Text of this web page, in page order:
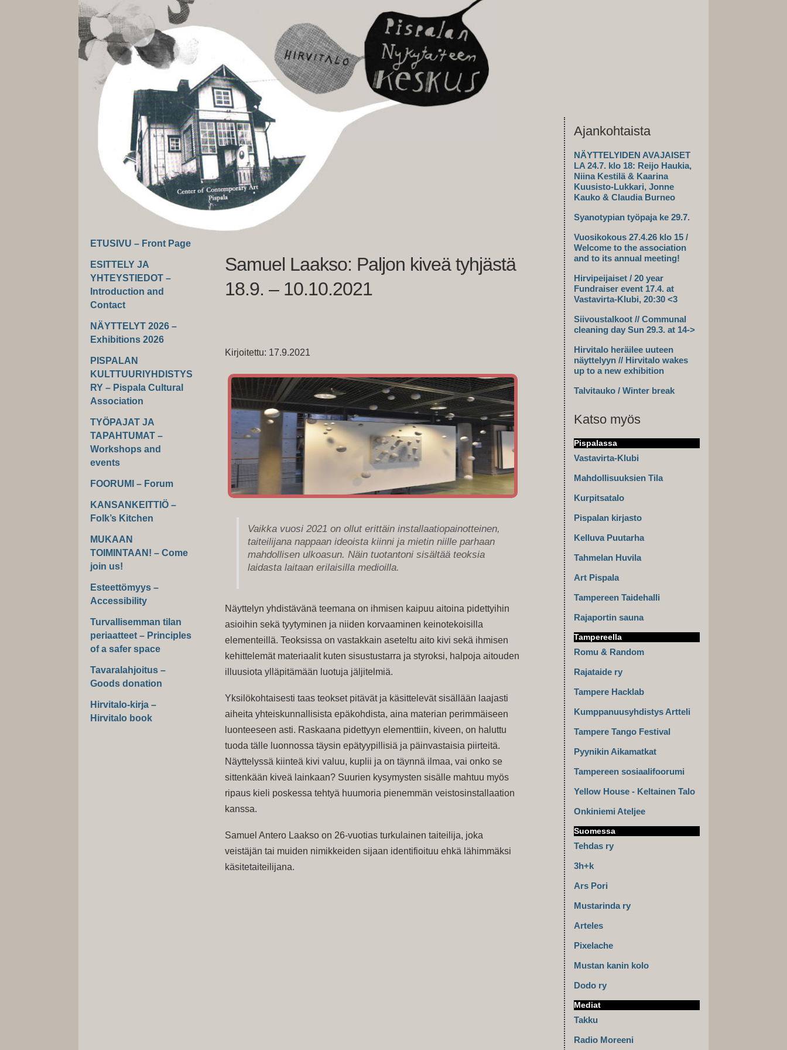
ETUSIVU – Front Page
ESITTELY JA
YHTEYSTIEDOT –
Introduction and
Contact
NÄYTTELYT 2026 –
Exhibitions 2026
PISPALAN
KULTTUURIYHDISTYS
RY – Pispala Cultural
Association
TYÖPAJAT JA
TAPAHTUMAT –
Workshops and
events
FOORUMI – Forum
KANSANKEITTIÖ –
Folk’s Kitchen
MUKAAN
TOIMINTAAN! – Come
join us!
Esteettömyys –
Accessibility
Turvallisemman tilan
periaatteet – Principles
of a safer space
Tavaralahjoitus –
Goods donation
Hirvitalo-kirja –
Hirvitalo book
Ajankohtaista
NÄYTTELYIDEN AVAJAISET
LA 24.7. klo 18: Reijo Haukia,
Niina Kestilä & Kaarina
Kuusisto-Lukkari, Jonne
Kauko & Claudia Burneo
Syanotypian työpaja ke 29.7.
Vuosikokous 27.4.26 klo 15 /
Welcome to the association
and to its annual meeting!
Hirvipeijaiset / 20 year
Fundraiser event 17.4. at
Vastavirta-Klubi, 20:30 <3
Siivoustalkoot // Communal
cleaning day Sun 29.3. at 14->
Hirvitalo heräilee uuteen
näyttelyyn // Hirvitalo wakes
up to a new exhibition
Talvitauko / Winter break
Katso myös
Pispalassa
Vastavirta-Klubi
Mahdollisuuksien Tila
Kurpitsatalo
Pispalan kirjasto
Kelluva Puutarha
Tahmelan Huvila
Art Pispala
Tampereen Taidehalli
Rajaportin sauna
Tampereella
Romu & Random
Rajataide ry
Tampere Hacklab
Kumppanuusyhdistys Artteli
Tampere Tango Festival
Pyynikin Aikamatkat
Tampereen sosiaalifoorumi
Yellow House - Keltainen Talo
Onkiniemi Ateljee
Suomessa
Tehdas ry
3h+k
Ars Pori
Mustarinda ry
Arteles
Pixelache
Mustan kanin kolo
Dodo ry
Mediat
Takku
Radio Moreeni
Samuel Laakso: Paljon kiveä tyhjästä
18.9. – 10.10.2021
Kirjoitettu: 17.9.2021
Vaikka vuosi 2021 on ollut erittäin installaatiopainotteinen,
taiteilijana nappaan ideoista kiinni ja mietin niille parhaan
mahdollisen ulkoasun. Näin tuotantoni sisältää teoksia
laidasta laitaan erilaisilla medioilla.
Näyttelyn yhdistävänä teemana on ihmisen kaipuu aitoina pidettyihin
asioihin sekä tyytyminen ja niiden korvaaminen keinotekoisilla
elementeillä. Teoksissa on vastakkain aseteltu aito kivi sekä ihmisen
kehittelemät materiaalit kuten sisustustarra ja styroksi, halpoja aitouden
illuusiota ylläpitämään luotuja jäljitelmiä.
Yksilökohtaisesti taas teokset pitävät ja käsittelevät sisällään laajasti
aiheita yhteiskunnallisista epäkohdista, aina materian perimmäiseen
luonteeseen asti. Raskaana pidettyyn elementtiin, kiveen, on haluttu
tuoda tälle luonnossa täysin epätyypillisiä ja päinvastaisia piirteitä.
Näyttelyssä kiinteä kivi valuu, kuplii ja on täynnä ilmaa, vai onko se
sittenkään kiveä lainkaan? Suurien kysymysten sisälle mahtuu myös
ripaus kieli poskessa tehtyä huumoria pienemmän veistosinstallaation
kanssa.
Samuel Antero Laakso on 26-vuotias turkulainen taiteilija, joka
veistäjän tai muiden nimikkeiden sijaan identifioituu ehkä lähimmäksi
käsitetaiteilijana.